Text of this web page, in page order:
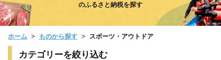
のふるさと納税を探す
ホーム ものから探す スポーツ・アウトドア
カテゴリーを絞り込む